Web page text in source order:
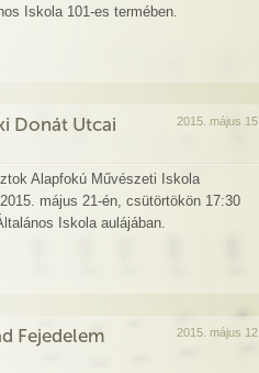
Iskola 101-es termében.
2015. május 15.
Donát Utcai
Alapfokú Művészeti Iskola
május 21-én, csütörtökön 17:30
Iskola aulájában.
2015. május 12.
Fejedelem